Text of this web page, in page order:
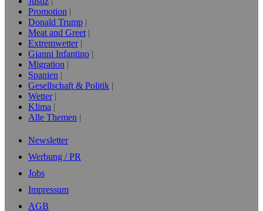
Promotion
Donald Trump
Meat and Greet
Extremwetter
Gianni Infantino
Migration
Spanien
Gesellschaft & Politik
Wetter
Klima
Alle Themen
Newsletter
Werbung / PR
Jobs
Impressum
AGB